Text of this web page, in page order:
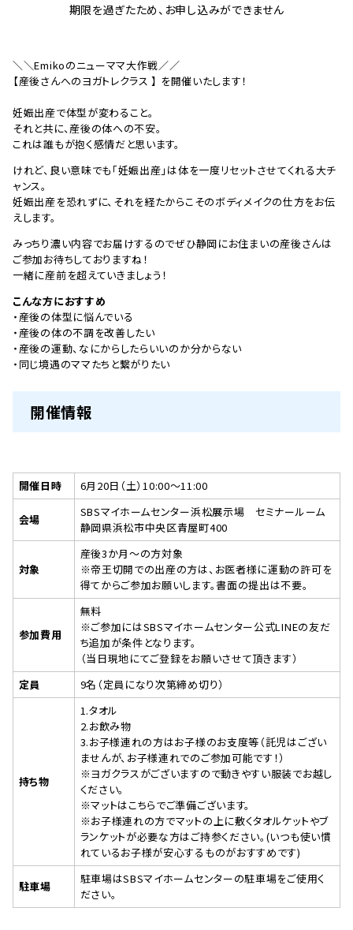
期限を過ぎたため、お申し込みができません
＼＼Emikoのニューママ大作戦／／
【産後さんへのヨガトレクラス 】 を開催いたします！
妊娠出産で体型が変わること。
それと共に、産後の体への不安。
これは誰もが抱く感情だと思います。
けれど、良い意味でも「妊娠出産」は体を一度リセットさせてくれる大チ
ャンス。
妊娠出産を恐れずに、それを経たからこそのボディメイクの仕方をお伝
えします。
みっちり濃い内容でお届けするのでぜひ静岡にお住まいの産後さんは
ご参加お待ちしておりますね！
一緒に産前を超えていきましょう！
こんな方におすすめ
・産後の体型に悩んでいる
・産後の体の不調を改善したい
・産後の運動、なにからしたらいいのか分からない
・同じ境遇のママたちと繋がりたい
開催情報
開催日時 6月20日（土）10:00〜11:00
会場
SBSマイホームセンター浜松展示場 セミナールーム
静岡県浜松市中央区青屋町400
対象
産後3か月〜の方対象
※帝王切開での出産の方は、お医者様に運動の許可を
得てからご参加お願いします。書面の提出は不要。
参加費用
無料
※ご参加にはSBSマイホームセンター公式LINEの友だ
ち追加が条件となります。
（当日現地にてご登録をお願いさせて頂きます）
定員
9名（定員になり次第締め切り）
持ち物
1.タオル
2.お飲み物
3.お子様連れの方はお子様のお支度等（託児はござい
ませんが、お子様連れでのご参加可能です！）
※ヨガクラスがございますので動きやすい服装でお越し
ください。
※マットはこちらでご準備ございます。
※お子様連れの方でマットの上に敷くタオルケットやブ
ランケットが必要な方はご持参ください。(いつも使い慣
れているお子様が安心するものがおすすめです)
駐車場
駐車場はSBSマイホームセンターの駐車場をご使用く
ださい。